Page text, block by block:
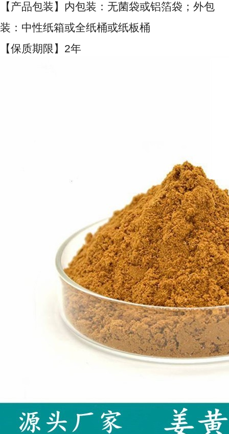
【产品包装】内包装：无菌袋或铝箔袋；外包
装：中性纸箱或全纸桶或纸板桶
【保质期限】2年